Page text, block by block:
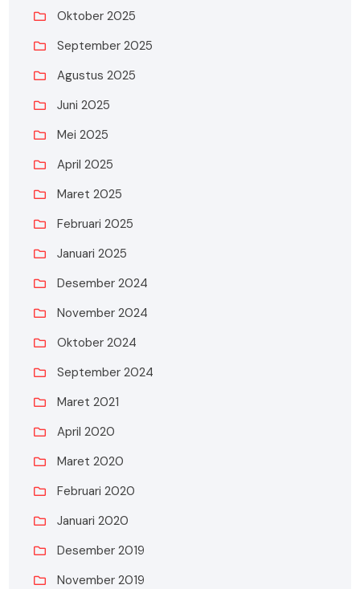
Oktober 2025
September 2025
Agustus 2025
Juni 2025
Mei 2025
April 2025
Maret 2025
Februari 2025
Januari 2025
Desember 2024
November 2024
Oktober 2024
September 2024
Maret 2021
April 2020
Maret 2020
Februari 2020
Januari 2020
Desember 2019
November 2019